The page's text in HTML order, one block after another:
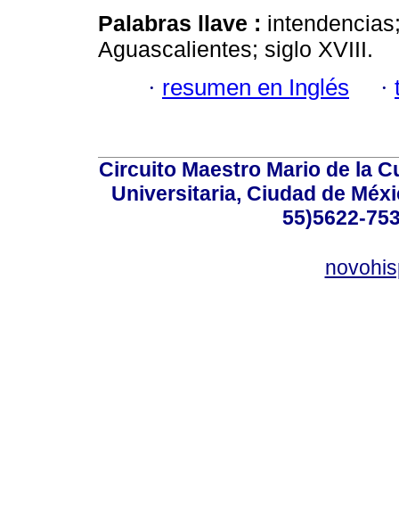
Palabras llave :
Aguascalientes; siglo XVIII.
· resumen en Inglés ·
Circuito Maestro Mario de la
Universitaria, Ciudad de
55)5622-